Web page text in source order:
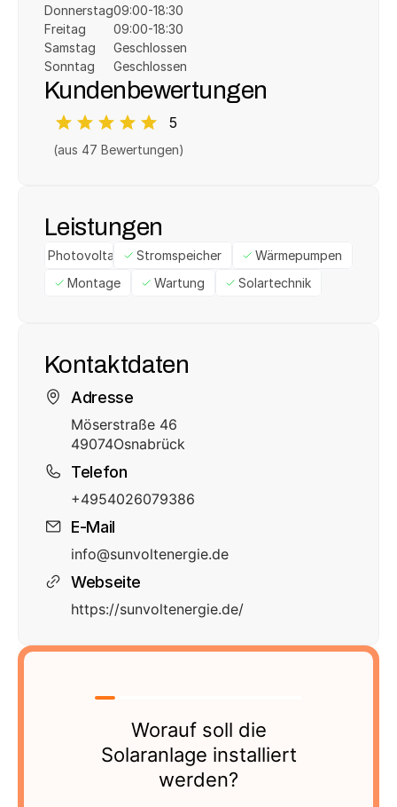
Donnerstag
Freitag
Samstag
Sonntag
09:00-18:30
09:00-18:30
Geschlossen
Geschlossen
Kundenbewertungen
5
(aus 47 Bewertungen)
Leistungen
Photovoltaik Stromspeicher
Wärmepumpen
Montage
Wartung Solartechnik
Kontaktdaten
Adresse
Möserstraße 46
49074Osnabrück
Telefon
+4954026079386
E-Mail
info@sunvoltenergie.de
Webseite
https://sunvoltenergie.de/
Worauf soll die
Solaranlage installiert
werden?